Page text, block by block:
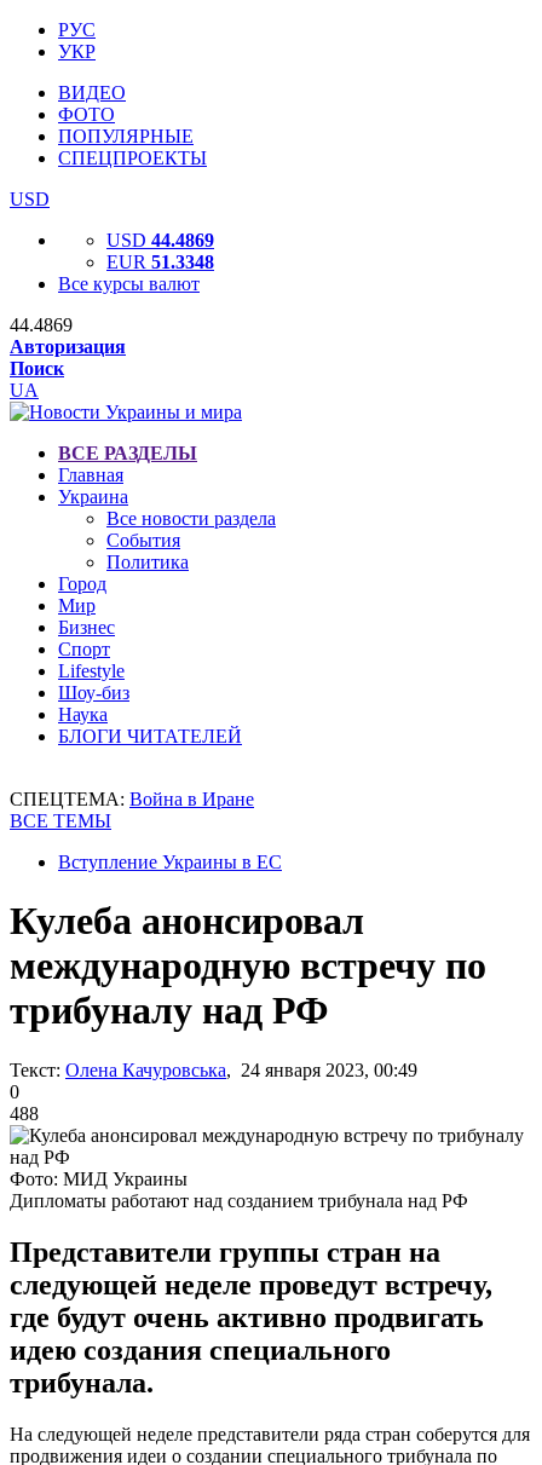
РУС
УКР
ВИДЕО
ФОТО
ПОПУЛЯРНЫЕ
СПЕЦПРОЕКТЫ
USD
USD 44.4869
EUR 51.3348
Все курсы валют
44.4869
Авторизация
Поиск
UA
ВСЕ РАЗДЕЛЫ
Главная
Украина
Все новости раздела
События
Политика
Город
Мир
Бизнес
Спорт
Lifestyle
Шоу-биз
Наука
БЛОГИ ЧИТАТЕЛЕЙ
СПЕЦТЕМА: Война в Иране
ВСЕ ТЕМЫ
Вступление Украины в ЕС
Кулеба анонсировал
международную встречу по
трибуналу над РФ
Текст: Олена Качуровська, 24 января 2023, 00:49
0
488
Фото: МИД Украины
Дипломаты работают над созданием трибунала над РФ
Представители группы стран на
следующей неделе проведут встречу,
где будут очень активно продвигать
идею создания специального
трибунала.
На следующей неделе представители ряда стран соберутся для
продвижения идеи о создании специального трибунала по